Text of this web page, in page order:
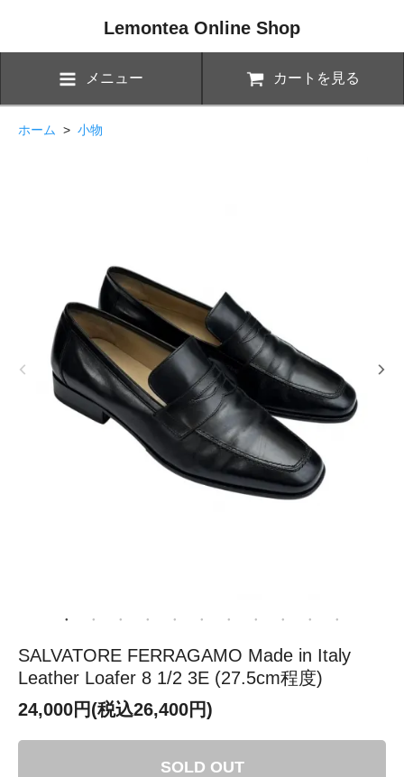
Lemontea Online Shop
メニュー カートを見る
ホーム > 小物
SALVATORE FERRAGAMO Made in Italy
Leather Loafer 8 1/2 3E (27.5cm程度)
24,000円(税込26,400円)
SOLD OUT